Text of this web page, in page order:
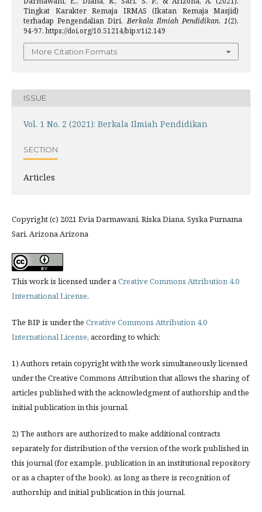
Tingkat Karakter Remaja IRMAS (Ikatan Remaja Masjid)
terhadap Pengendalian Diri.Berkala Ilmiah Pendidikan,1(2),
94-97. https://doi.org/10.51214/bip.v1i2.149
More Citation Formats
ISSUE
Vol. 1 No. 2 (2021): Berkala Ilmiah Pendidikan
SECTION
Articles
Copyright (c) 2021 Evia Darmawani, Riska Diana, Syska Purnama
Sari, Arizona Arizona
This work is licensed under aCreative Commons Attribution 4.0
International License.
The BIP is under the Creative Commons Attribution 4.0
International License, according to which:
1) Authors retain copyright with the work simultaneously licensed
under the Creative Commons Attribution that allows the sharing of
articles published with the acknowledgment of authorship and the
initial publication in this journal.
2) The authors are authorized to make additional contracts
separately for distribution of the version of the work published in
this journal (for example, publication in an institutional repository
or as a chapter of the book), as long as there is recognition of
authorship and initial publication in this journal.